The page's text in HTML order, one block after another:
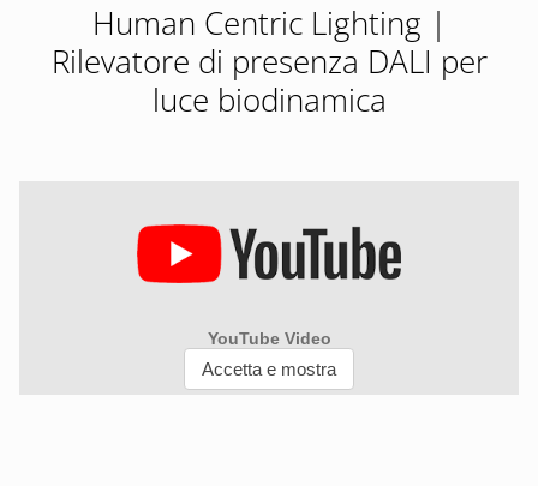
Human Centric Lighting |
Rilevatore di presenza DALI per
luce biodinamica